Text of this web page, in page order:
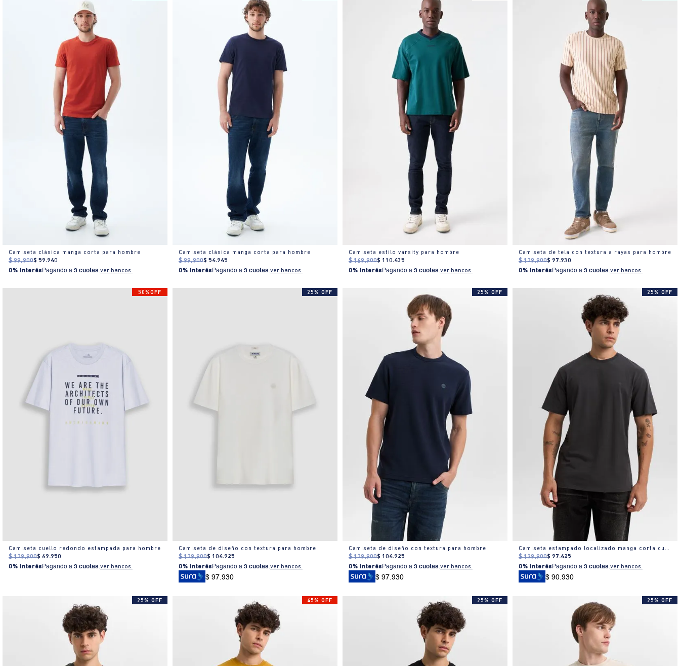
Camiseta clásica manga corta para hombre
$ 99.900$ 59.940
0% Interés Pagando a 3 cuotas.ver bancos.
Camiseta clásica manga corta para hombre
$ 99.900$ 54.945
0% Interés Pagando a 3 cuotas.ver bancos.
Camiseta estilo varsity para hombre
$ 169.900$ 110.435
0% Interés Pagando a 3 cuotas.ver bancos.
Camiseta de tela con textura a rayas para hombre
$ 139.900$ 97.930
0% Interés Pagando a 3 cuotas.ver bancos.
50%OFF
Camiseta cuello redondo estampada para hombre
$ 139.900$ 69.950
0% Interés Pagando a 3 cuotas.ver bancos.
25% OFF
Camiseta de diseño con textura para hombre
$ 139.900$ 104.925
0% Interés Pagando a 3 cuotas.ver bancos.
$ 97.930
25% OFF
Camiseta de diseño con textura para hombre
$ 139.900$ 104.925
0% Interés Pagando a 3 cuotas.ver bancos.
$ 97.930
25% OFF
Camiseta estampado localizado manga corta cuello redondo para hombre
$ 129.900$ 97.425
0% Interés Pagando a 3 cuotas.ver bancos.
$ 90.930
25% OFF 45% OFF 25% OFF 25% OFF